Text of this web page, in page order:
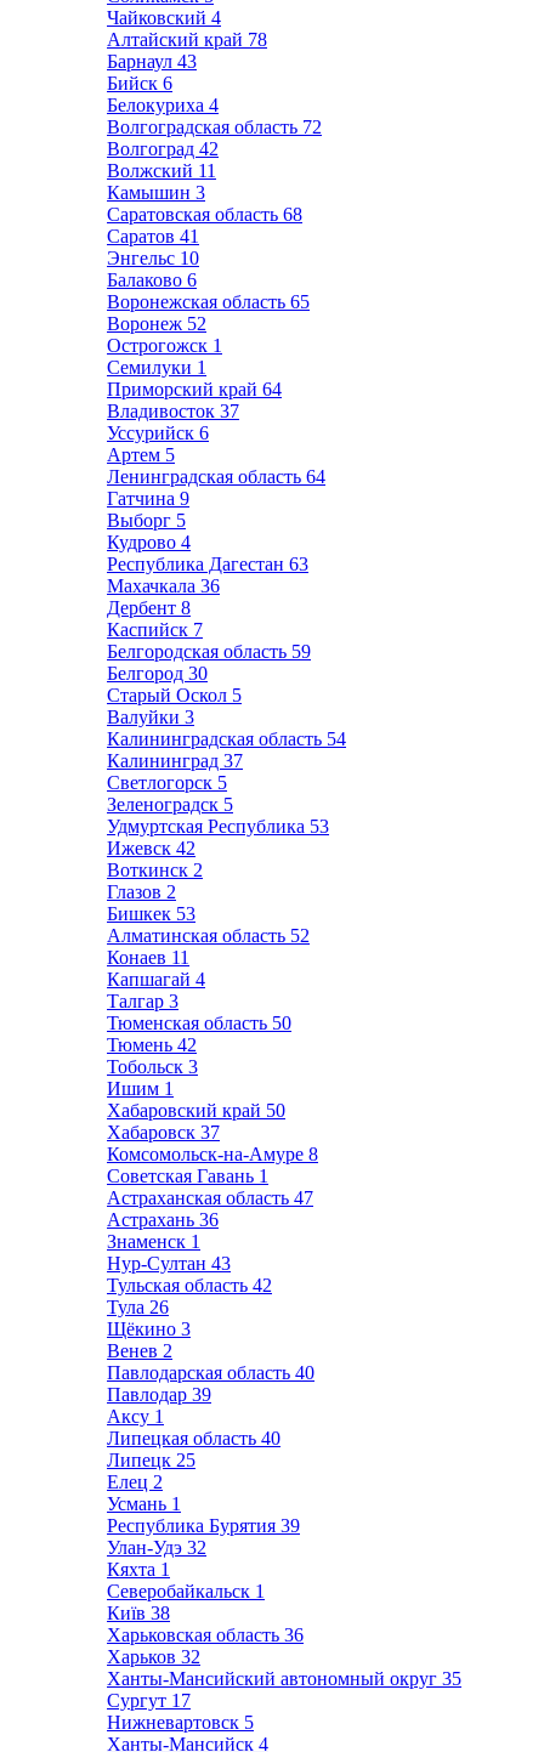
Чайковский 4
Алтайский край 78
Барнаул 43
Бийск 6
Белокуриха 4
Волгоградская область 72
Волгоград 42
Волжский 11
Камышин 3
Саратовская область 68
Саратов 41
Энгельс 10
Балаково 6
Воронежская область 65
Воронеж 52
Острогожск 1
Семилуки 1
Приморский край 64
Владивосток 37
Уссурийск 6
Артем 5
Ленинградская область 64
Гатчина 9
Выборг 5
Кудрово 4
Республика Дагестан 63
Махачкала 36
Дербент 8
Каспийск 7
Белгородская область 59
Белгород 30
Старый Оскол 5
Валуйки 3
Калининградская область 54
Калининград 37
Светлогорск 5
Зеленоградск 5
Удмуртская Республика 53
Ижевск 42
Воткинск 2
Глазов 2
Бишкек 53
Алматинская область 52
Конаев 11
Капшагай 4
Талгар 3
Тюменская область 50
Тюмень 42
Тобольск 3
Ишим 1
Хабаровский край 50
Хабаровск 37
Комсомольск-на-Амуре 8
Советская Гавань 1
Астраханская область 47
Астрахань 36
Знаменск 1
Нур-Султан 43
Тульская область 42
Тула 26
Щёкино 3
Венев 2
Павлодарская область 40
Павлодар 39
Аксу 1
Липецкая область 40
Липецк 25
Елец 2
Усмань 1
Республика Бурятия 39
Улан-Удэ 32
Кяхта 1
Северобайкальск 1
Київ 38
Харьковская область 36
Харьков 32
Ханты-Мансийский автономный округ 35
Сургут 17
Нижневартовск 5
Ханты-Мансийск 4